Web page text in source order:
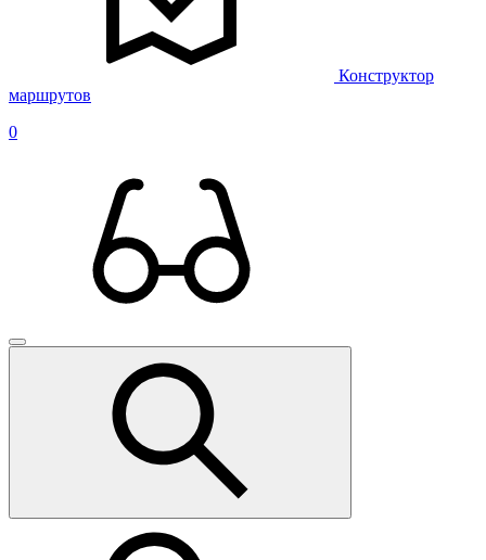
Конструктор
маршрутов
0